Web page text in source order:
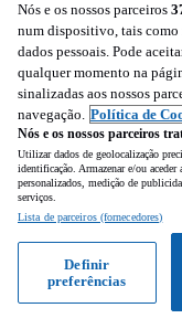
Milharado (Lisboa)
Profissional •
Nós e os nossos parceiros
num dispositivo, tais
dados pessoais. Pode
qualquer momento na
sinalizadas aos nossos
navegação. Política de
Nós e os nossos parceiros
Utilizar dados de geolocalização
identificação. Armazenar e/ou
personalizados, medição de
serviços.
Lista de parceiros (fornecedores)
Definir
preferências